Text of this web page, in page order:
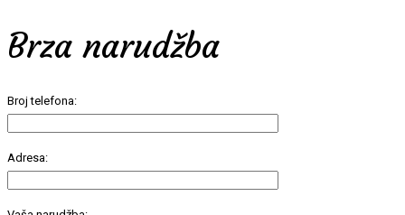
Brza narudžba
Broj telefona:
Adresa: